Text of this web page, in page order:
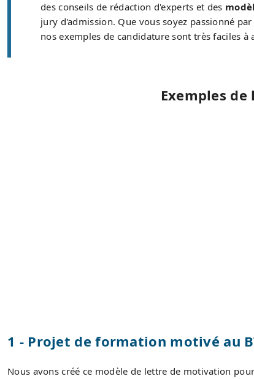
des conseils de rédaction d'experts et des
jury d'admission. Que vous soyez passionné
nos exemples de candidature sont très faciles
Exemples
1 - Projet de formation motivé au
Nous avons créé ce modèle de lettre de motivation